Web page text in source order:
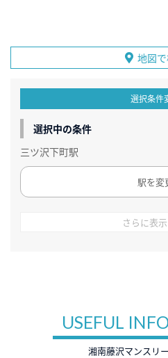
地図
選択条件
選択中の条件
三ツ沢下町駅
駅を変
さらに表示
USEFUL
湘南藤沢マンスリ